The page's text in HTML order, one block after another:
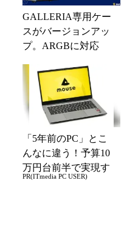
GALLERIA専用ケー
スがバージョンアッ
プ。ARGBに対応
「5年前のPC」とこ
んなに違う！予算10
万円台前半で実現す
る快適PCライフ
PR(ITmedia PC USER)